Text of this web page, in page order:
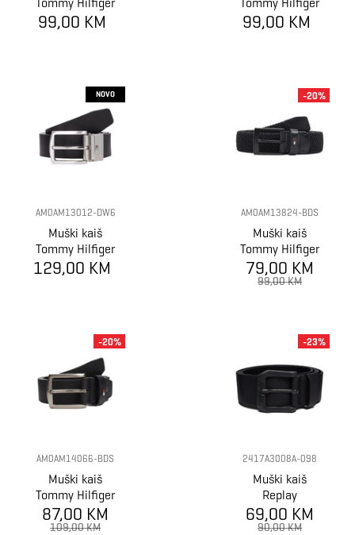
ADAN 3.5 EXT
99,00 KM
DENTON 3.5
99,00 KM
AM0AM13012-DW6
Muški kaiš
Tommy Hilfiger
DENTON 3.5
129,00 KM
NOVO
AM0AM13824-BDS
Muški kaiš
Tommy Hilfiger
adan 3.5 elastic
79,00 KM
99,00 KM
-20%
AM0AM14066-BDS
Muški kaiš
Tommy Hilfiger
denton adj 3.5
87,00 KM
109,00 KM
-20%
2417A3008A-098
Muški kaiš
Replay
69,00 KM
90,00 KM
-23%